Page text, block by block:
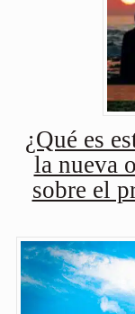
¿Qué es
la nueva
sobre el